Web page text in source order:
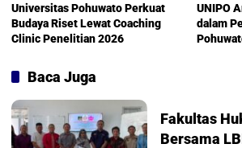
Universitas Pohuwato Perkuat
Budaya Riset Lewat Coaching
Clinic Penelitian 2026
UNIPO
dalam
Baca Juga
Fakultas
Bersama